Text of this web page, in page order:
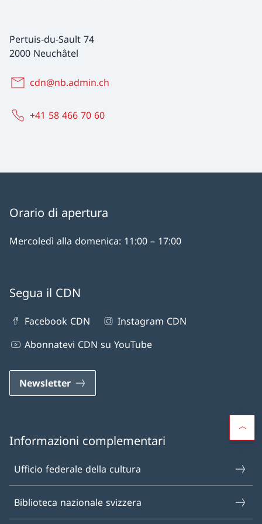
Pertuis-du-Sault 74
2000 Neuchâtel
cdn@nb.admin.ch
+41 58 466 70 60
Orario di apertura
Mercoledì alla domenica: 11:00 – 17:00
Segua il CDN
Facebook CDN
Instagram CDN
Abonnatevi CDN su YouTube
Newsletter
Informazioni complementari
Ufficio federale della cultura
Biblioteca nazionale svizzera